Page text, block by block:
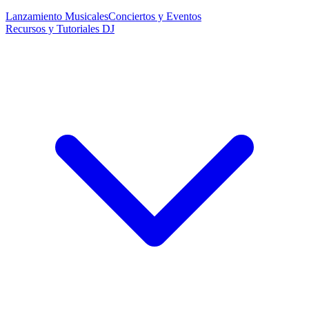
Lanzamiento MusicalesConciertos y Eventos
Recursos y Tutoriales DJ